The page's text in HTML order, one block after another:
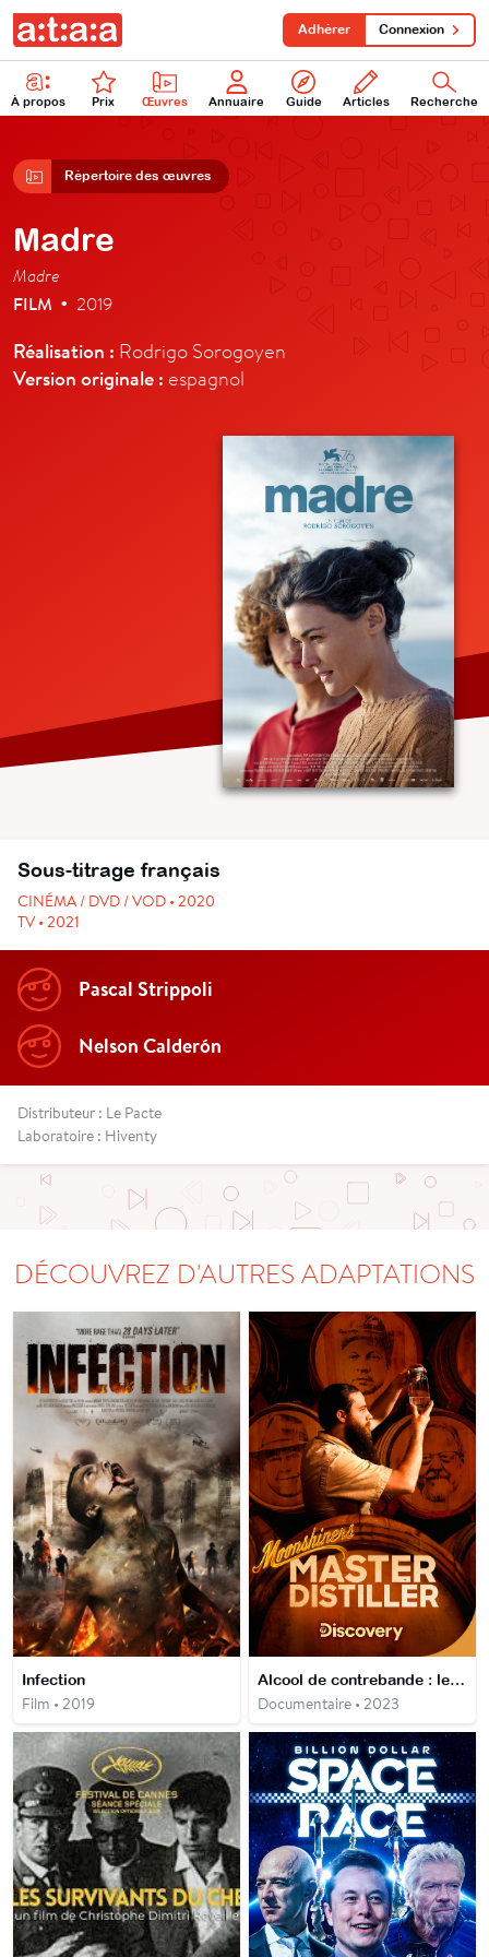
À propos Prix Œuvres Annuaire Guide Articles Recherche
Adhérer Connexion
Répertoire des œuvres
Madre
Madre
FILM • 2019
Réalisation : Rodrigo Sorogoyen
Version originale : espagnol
Sous-titrage français
CINÉMA / DVD / VOD • 2020
TV • 2021
Pascal Strippoli
Nelson Calderón
Distributeur : Le Pacte
Laboratoire : Hiventy
DÉCOUVREZ D'AUTRES ADAPTATIONS
Infection
Film • 2019
Alcool de contrebande : le meilleur distillateur
Documentaire • 2023